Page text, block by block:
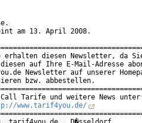
am 13. April 2008.
erhalten diesen Newsletter, da
auf Ihre E-Mail-Adresse
Newsletter auf unserer
bzw. abbestellen.
Tarife und weitere News
www.tarif4you.de/